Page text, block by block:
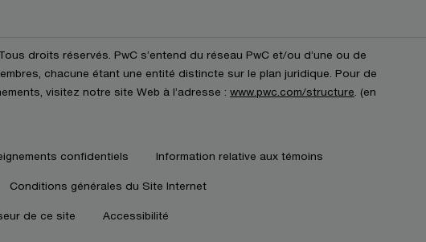
droits réservés. PwC s’entend du réseau PwC et/ou d’une ou de
chacune étant une entité distincte sur le plan juridique. Pour de
visitez notre site Web à l’adresse : www.pwc.com/structure. (en
confidentiels Information relative aux témoins
Conditions générales du Site Internet
de ce site Accessibilité